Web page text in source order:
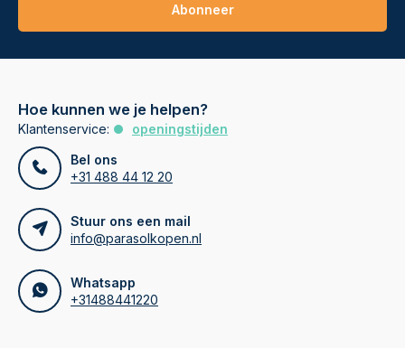
Abonneer
Hoe kunnen we je helpen?
Klantenservice:
openingstijden
Bel ons
+31 488 44 12 20
Stuur ons een mail
info@parasolkopen.nl
Whatsapp
+31488441220